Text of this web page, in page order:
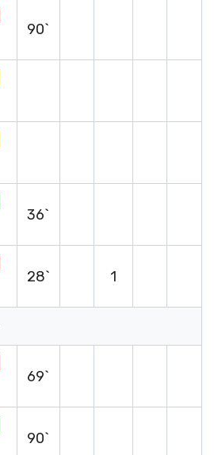
90`
36`
28` 1
69`
90`